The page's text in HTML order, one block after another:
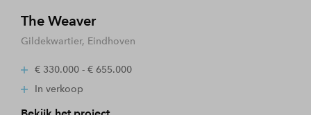
The Weaver
Gildekwartier, Eindhoven
€ 330.000 - € 655.000
In verkoop